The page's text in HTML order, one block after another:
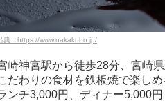
典：https://www.nakakubo.jp/
崎神宮駅から徒歩28分、宮崎
だわりの食材を鉄板焼で楽しめ
ンチ3,000円、ディナー5,000